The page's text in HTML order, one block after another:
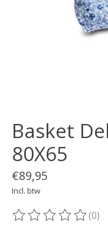
Basket
80X65
€89,95
Incl. btw
De beoordeling van
(0)